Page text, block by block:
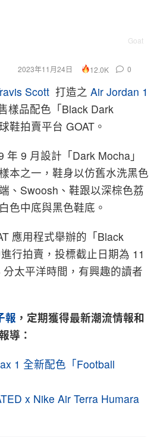
Goat
2023年11月24日 12.0K 0
Scott 打造之 Air Jordan 1
樣品配色「Black Dark
鞋拍賣平台 GOAT。
9 月設計「Dark Mocha」
本之一，鞋身以仿舊水洗黑色
、Swoosh、鞋跟以深棕色荔
色中底與黑色鞋底。
應用程式舉辦的「Black
行拍賣，投標截止日期為 11
太平洋時間，有興趣的讀者
報 ，定期獲得最新潮流情報和
導：
1 全新配色「Football
x Nike Air Terra Humara